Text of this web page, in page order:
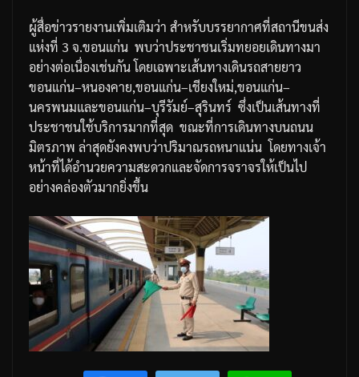
ผู้สื่อข่าวรายงานเพิ่มเติมว่า สำหรับบรรยากาศที่สถานีขนส่ง
แห่งที่ 3 จ.ขอนแก่น พบว่าประชาชนเริ่มทยอยเดินทางมา
อย่างต่อเนื่องเช่นกันโดยเฉพาะเส้นทางเดินรถสายยาว
ขอนแก่น–หนองคาย,ขอนแก่น–เชียงใหม่,ขอนแก่น–
นครพนมและขอนแก่น–บุรีรัมย์–สุรินทร์ ซึ่งเป็นเส้นทางที่
ประชาชนใช้บริการมากที่สุด ขณะที่การเดินทางบนถนน
มิตรภาพ ล่าสุดยังคงพบว่าปริมาณรถหนาแน่น โดยทางเจ้า
หน้าที่ได้อำนวยความสะดวกและจัดการจราจรให้เป็นไป
อย่างคล่องตัวมากยิ่งขึ้น